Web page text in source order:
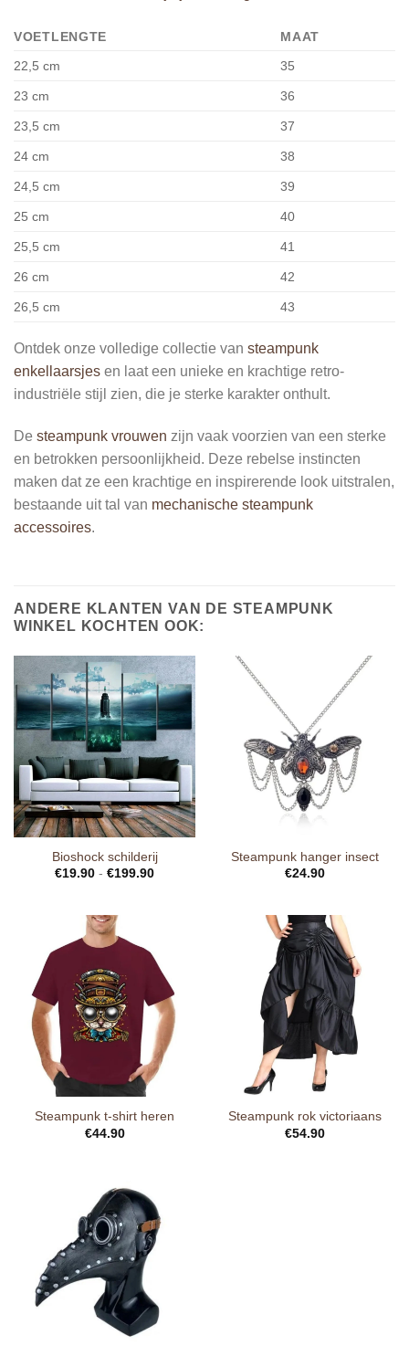
VOETLENGTE
MAAT
22,5 cm
35
23 cm 36
23,5 cm 37
24 cm 38
24,5 cm 39
25 cm 40
25,5 cm 41
26 cm 42
26,5 cm 43
Ontdek onze volledige collectie van steampunk
enkellaarsjes en laat een unieke en krachtige retro-
industriële stijl zien, die je sterke karakter onthult.
De steampunk vrouwen zijn vaak voorzien van een sterke
en betrokken persoonlijkheid. Deze rebelse instincten
maken dat ze een krachtige en inspirerende look uitstralen,
bestaande uit tal van mechanische steampunk
accessoires.
ANDERE KLANTEN VAN DE STEAMPUNK
WINKEL KOCHTEN OOK:
Bioshock schilderij
€19.90 - €199.90
Steampunk hanger insect
€24.90
Steampunk t-shirt heren
€44.90
Steampunk rok victoriaans
€54.90